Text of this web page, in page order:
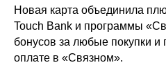
Новая карта объединила
Touch Bank и программы
бонусов за любые покупки
оплате в «Связном».